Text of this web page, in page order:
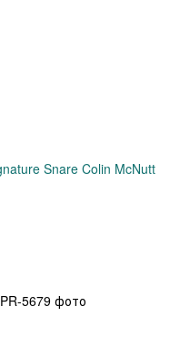
Snare Colin McNutt